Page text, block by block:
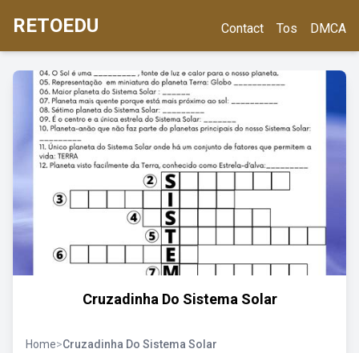
RETOEDU Contact Tos DMCA
Cruzadinha Do Sistema Solar
Home>Cruzadinha Do Sistema Solar